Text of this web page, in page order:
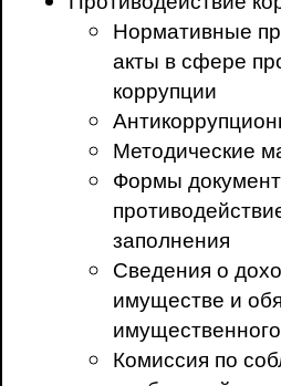
Нормативные
акты в сфере
коррупции
Методические
Формы
заполнения
Сведения о
имуществе и
Комиссия по